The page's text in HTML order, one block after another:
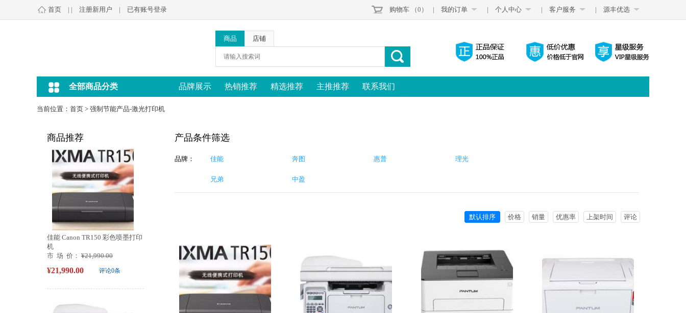
购物车 （0） | 我的订单 | 个人中心 | 客户服务 | 源丰优选
首页 | | 注册新用户 | 已有账号登录
商品 店铺
全部商品分类 品牌展示 热销推荐 精选推荐 主推推荐 联系我们
当前位置： 首页 > 强制节能产品-激光打印机
商品推荐
佳能 Canon TR150 彩色喷墨打印
机
市 场 价： ¥21,990.00
评论0条
¥21,990.00
产品条件筛选
品牌： 佳能 奔图 惠普 理光
兄弟 中盈
默认排序 价格 销量 优惠率 上架时间 评论